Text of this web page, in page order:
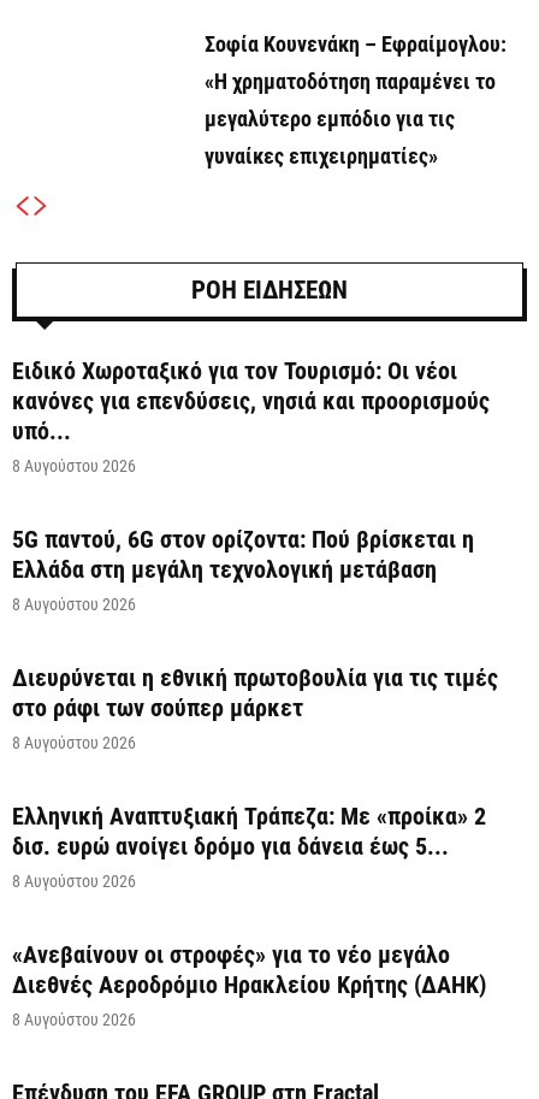
Σοφία Κουνενάκη – Εφραίμογλου:
«Η χρηματοδότηση παραμένει το
μεγαλύτερο εμπόδιο για τις
γυναίκες επιχειρηματίες»
ΡΟΗ ΕΙΔΗΣΕΩΝ
Ειδικό Χωροταξικό για τον Τουρισμό: Οι νέοι
κανόνες για επενδύσεις, νησιά και προορισμούς
υπό...
8 Αυγούστου 2026
5G παντού, 6G στον ορίζοντα: Πού βρίσκεται η
Ελλάδα στη μεγάλη τεχνολογική μετάβαση
8 Αυγούστου 2026
Διευρύνεται η εθνική πρωτοβουλία για τις τιμές
στο ράφι των σούπερ μάρκετ
8 Αυγούστου 2026
Ελληνική Αναπτυξιακή Τράπεζα: Με «προίκα» 2
δισ. ευρώ ανοίγει δρόμο για δάνεια έως 5...
8 Αυγούστου 2026
«Ανεβαίνουν οι στροφές» για το νέο μεγάλο
Διεθνές Αεροδρόμιο Ηρακλείου Κρήτης (ΔΑΗΚ)
8 Αυγούστου 2026
Επένδυση του EFA GROUP στη Fractal